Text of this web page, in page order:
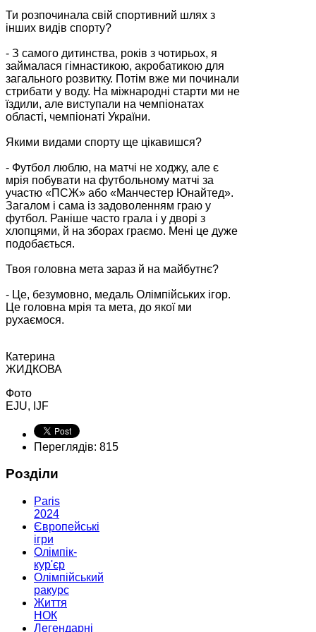
Ти розпочинала свій спортивний шлях з
інших видів спорту?
- З самого дитинства, років з чотирьох, я
займалася гімнастикою, акробатикою для
загального розвитку. Потім вже ми починали
стрибати у воду. На міжнародні старти ми не
їздили, але виступали на чемпіонатах
області, чемпіонаті України.
Якими видами спорту ще цікавишся?
- Футбол люблю, на матчі не ходжу, але є
мрія побувати на футбольному матчі за
участю «ПСЖ» або «Манчестер Юнайтед».
Загалом і сама із задоволенням граю у
футбол. Раніше часто грала і у дворі з
хлопцями, й на зборах граємо. Мені це дуже
подобається.
Твоя головна мета зараз й на майбутнє?
- Це, безумовно, медаль Олімпійських ігор.
Це головна мрія та мета, до якої ми
рухаємося.
Катерина
ЖИДКОВА
Фото
EJU, IJF
Переглядів: 815
Розділи
Paris
2024
Європейські
ігри
Олімпік-
кур'єр
Олімпійський
ракурс
Життя
НОК
Легендарні